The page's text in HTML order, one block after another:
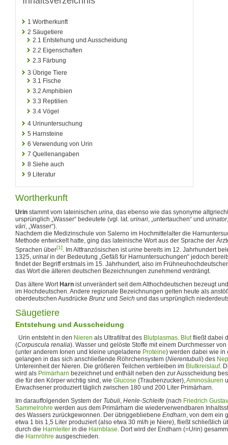
1 Wortherkunft
2 Säugetiere
2.1 Entstehung und Ausscheidung
2.2 Eigenschaften
2.3 Färbung
3 Übrige Tiere
3.1 Fische
3.2 Amphibien
3.3 Reptilien
3.4 Vögel
4 Urinuntersuchung
5 Harnsteine
6 Verwendung von Urin
7 Quellenangaben
8 Siehe auch
9 Literatur
Wortherkunft
Urin stammt vom lateinischen urina, das ebenso wie das synonyme
ursprünglich „Wasser“ bedeutete (vgl. lat. urinari, „untertauchen“ und urinator
vāri, „Wasser“).
Nachdem die Medizinschule von Salerno im Hochmittelalter die
Methode entwickelt hatte, ging das lateinische Wort aus der Sprache der
Sprachen über[1]. Im Altfranzösischen isturine bereits im 12. Jahrhundert
1325, urinal in der Bedeutung „Gefäß für Harnuntersuchungen“ jedoch
findet der Begriff erstmals im 15. Jahrhundert, also im
das Wort die älteren deutschen Bezeichnungen zunehmend verdrängt.
Das ältere Wort Harn ist unverändert seit dem Althochdeutschen bezeugt
im Hochdeutschen. Andere regionale Bezeichnungen gelten heute als
oberdeutschen Ausdrücke Brunz und Seich und das ursprünglich
Säugetiere
Entstehung und Ausscheidung
Urin entsteht in den Nieren als Ultrafiltrat des Blutplasmas. Blutfließt dabei
(Corpuscula renalia). Wasser und gelöste Stoffe mit einem Durchmesser
(unter anderem Ionen und kleine ungeladene Proteine) werden dabei wie in
gelangen in das sich anschließende Röhrchensystem (Nierentubuli) des
Untereinheit der Nieren. Die größeren Teilchen verbleiben im Blutkreislauf.
wird als Primärharn bezeichnet und enthält neben den zur Ausscheidung
die für den Körper wichtig sind, wie Glucose (Traubenzucker),Aminosäuren
Erwachsener produziert täglich zwischen 180 und 200 Liter Primärharn.
Im darauffolgenden System der Tubuli, Henle-Schleife (nach Friedrich
Sammelrohre werden aus dem Primärharn die wiederverwendbaren
des Wassers zurückgewonnen. Der übriggebliebene Endharn, von dem ein
etwa 1 bis 1,5 Liter produziert (also etwa 30 ml/h je Niere), fließt schließlich
durch die Harnleiter in die Harnblase. Dort wird der Endharn (=Urin)
die Harnröhre ausgeschieden.